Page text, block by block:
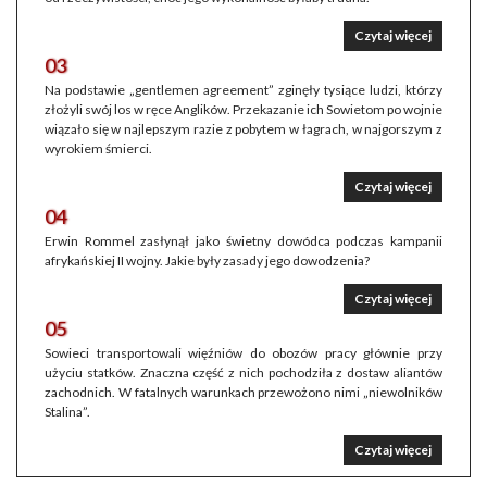
Czytaj więcej
03
Na podstawie „gentlemen agreement” zginęły tysiące ludzi, którzy
złożyli swój los w ręce Anglików. Przekazanie ich Sowietom po wojnie
wiązało się w najlepszym razie z pobytem w łagrach, w najgorszym z
wyrokiem śmierci.
Czytaj więcej
04
Erwin Rommel zasłynął jako świetny dowódca podczas kampanii
afrykańskiej II wojny. Jakie były zasady jego dowodzenia?
Czytaj więcej
05
Sowieci transportowali więźniów do obozów pracy głównie przy
użyciu statków. Znaczna część z nich pochodziła z dostaw aliantów
zachodnich. W fatalnych warunkach przewożono nimi „niewolników
Stalina”.
Czytaj więcej